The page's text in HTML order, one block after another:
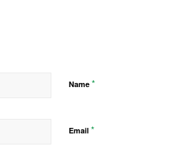
Name *
Email *